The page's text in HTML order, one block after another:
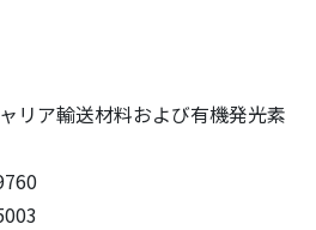
リア輸送材料および有機発光素